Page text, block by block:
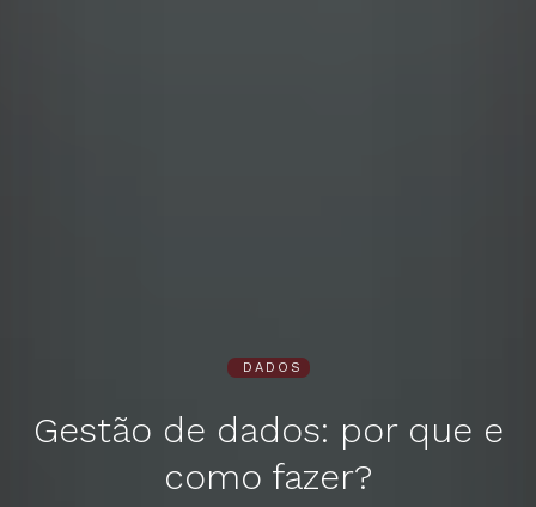
DADOS
Gestão de dados: por que e
como fazer?